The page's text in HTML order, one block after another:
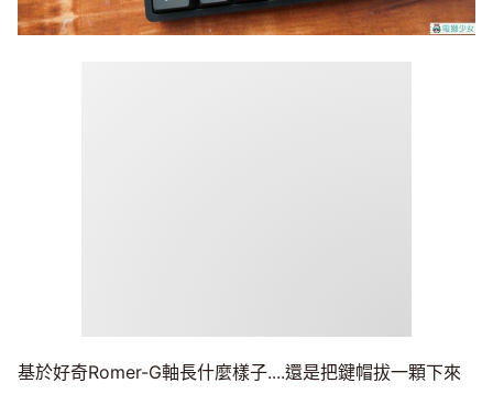
基於好奇Romer-G軸長什麼樣子....還是把鍵帽拔一顆下來